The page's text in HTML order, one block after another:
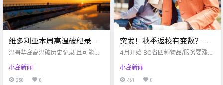
维多利亚本周高温破纪录
啦！无语！司机肇事逃逸，
温哥华岛高温破历史记录 且可能会
出门的时候 觉得天气真的超级
热！！ 然后一看新闻吓一跳 果不其
小岛新闻
258 0
突发！秋季返校有变数？居
然有大学推迟到2023年？！
4月开始 BC省四种物品/服务要涨价
从今天开始 BC省政府对四种物品/
服务实行了增税 这个增税计划原本
小岛新闻
461 0